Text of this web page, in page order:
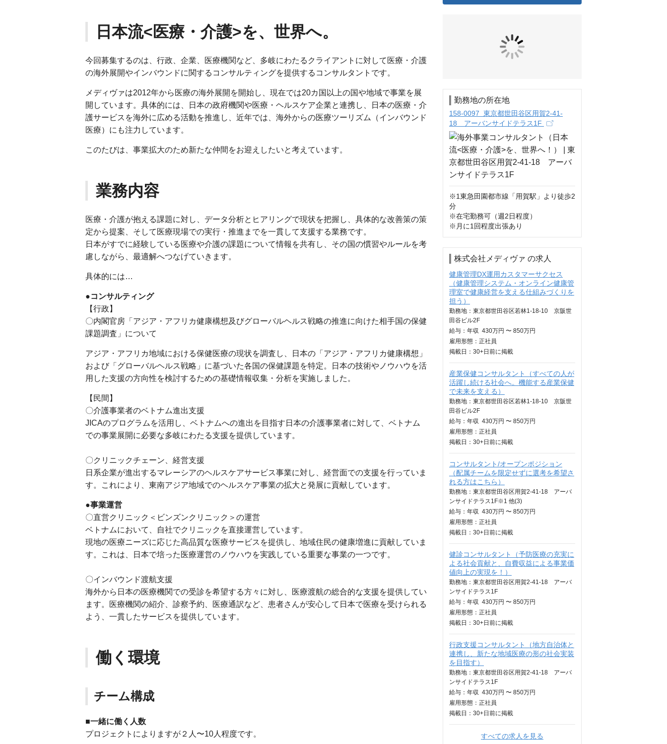
日本流<医療・介護>を、世界へ。
今回募集するのは、行政、企業、医療機関など、多岐にわたるクライアントに対して医療・介護
の海外展開やインバウンドに関するコンサルティングを提供するコンサルタントです。
メディヴァは2012年から医療の海外展開を開始し、現在では20カ国以上の国や地域で事業を展
開しています。具体的には、日本の政府機関や医療・ヘルスケア企業と連携し、日本の医療・介
護サービスを海外に広める活動を推進し、近年では、海外からの医療ツーリズム（インバウンド
医療）にも注力しています。
このたびは、事業拡大のため新たな仲間をお迎えしたいと考えています。
業務内容
医療・介護が抱える課題に対し、データ分析とヒアリングで現状を把握し、具体的な改善策の策
定から提案、そして医療現場での実行・推進までを一貫して支援する業務です。
日本がすでに経験している医療や介護の課題について情報を共有し、その国の慣習やルールを考
慮しながら、最適解へつなげていきます。
具体的には…
●コンサルティング
【行政】
〇内閣官房「アジア・アフリカ健康構想及びグローバルヘルス戦略の推進に向けた相手国の保健
課題調査」について
アジア・アフリカ地域における保健医療の現状を調査し、日本の「アジア・アフリカ健康構想」
および「グローバルヘルス戦略」に基づいた各国の保健課題を特定。日本の技術やノウハウを活
用した支援の方向性を検討するための基礎情報収集・分析を実施しました。
【民間】
〇介護事業者のベトナム進出支援
JICAのプログラムを活用し、ベトナムへの進出を目指す日本の介護事業者に対して、ベトナム
での事業展開に必要な多岐にわたる支援を提供しています。
〇クリニックチェーン、経営支援
日系企業が進出するマレーシアのヘルスケアサービス事業に対し、経営面での支援を行っていま
す。これにより、東南アジア地域でのヘルスケア事業の拡大と発展に貢献しています。
●事業運営
〇直営クリニック＜ビンズンクリニック＞の運営
ベトナムにおいて、自社でクリニックを直接運営しています。
現地の医療ニーズに応じた高品質な医療サービスを提供し、地域住民の健康増進に貢献していま
す。これは、日本で培った医療運営のノウハウを実践している重要な事業の一つです。
〇インバウンド渡航支援
海外から日本の医療機関での受診を希望する方々に対し、医療渡航の総合的な支援を提供してい
ます。医療機関の紹介、診察予約、医療通訳など、患者さんが安心して日本で医療を受けられる
よう、一貫したサービスを提供しています。
働く環境
チーム構成
■一緒に働く人数
プロジェクトによりますが２人〜10人程度です。
勤務地の所在地
158-0097 東京都世田谷区用賀2-41-
18 アーバンサイドテラス1F
※1東急⽥園都市線「⽤賀駅」より徒歩2
分
※在宅勤務可（週2日程度）
※月に1回程度出張あり
株式会社メディヴァ の求人
健康管理DX運用カスタマーサクセス
（健康管理システム・オンライン健康管
理室で健康経営を支える仕組みづくりを
担う）
勤務地：東京都世田谷区若林1-18-10 京阪世
田谷ビル2F
給与： 年収 430万円 〜 850万円
雇用形態：正社員
掲載日： 30+日 前に掲載
産業保健コンサルタント（すべての人が
活躍し続ける社会へ。機能する産業保健
で未来を支える）
勤務地：東京都世田谷区若林1-18-10 京阪世
田谷ビル2F
給与： 年収 430万円 〜 850万円
雇用形態：正社員
掲載日： 30+日 前に掲載
コンサルタント/オープンポジション
（配属チームを限定せずに選考を希望さ
れる方はこちら）
勤務地：東京都世田谷区用賀2-41-18 アーバ
ンサイドテラス1F※1 他(3)
給与： 年収 430万円 〜 850万円
雇用形態：正社員
掲載日： 30+日 前に掲載
健診コンサルタント（予防医療の充実に
よる社会貢献と、自費収益による事業価
値向上の実現を！）
勤務地：東京都世田谷区用賀2-41-18 アーバ
ンサイドテラス1F
給与： 年収 430万円 〜 850万円
雇用形態：正社員
掲載日： 30+日 前に掲載
行政支援コンサルタント（地方自治体と
連携し、新たな地域医療の形の社会実装
を目指す）
勤務地：東京都世田谷区用賀2-41-18 アーバ
ンサイドテラス1F
給与： 年収 430万円 〜 850万円
雇用形態：正社員
掲載日： 30+日 前に掲載
すべての求人を見る